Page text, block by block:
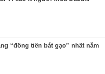
“đồng tiền bát gạo” nhất năm